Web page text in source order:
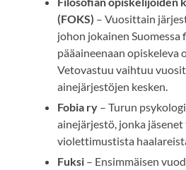
(FOKS) – Vuosittain
johon jokainen Suomessa
pääaineenaan opiskeleva
Vetovastuu vaihtuu
ainejärjestöjen kesken.
Fobia ry – Turun
ainejärjestö, jonka
violettimustista
Fuksi – Ensimmäisen